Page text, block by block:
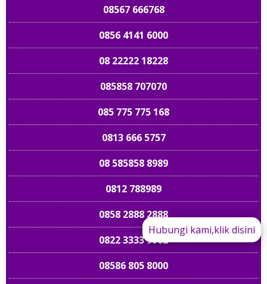
089 661 898989
Hubungi kami,klik disini
08567 666768
0856 4141 6000
08 22222 18228
085858 707070
085 775 775 168
0813 666 5757
08 585858 8989
0812 788989
0858 2888 2888
0822 3333 9962
08586 805 8000